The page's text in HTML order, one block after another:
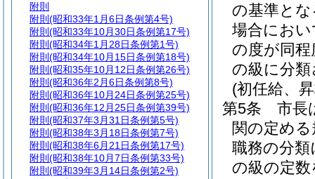
の基準と
場合におい
の度が同
の級に分
(初任給、
第5条
市長
関の定め
職務の分
の級の定
附則
附則 (昭和33年1月6日条例第4号)
附則 (昭和33年10月30日条例第17号)
附則 (昭和34年1月28日条例第1号)
附則 (昭和34年10月15日条例第18号)
附則 (昭和35年10月12日条例第26号)
附則 (昭和36年2月6日条例第8号)
附則 (昭和36年10月24日条例第25号)
附則 (昭和36年12月25日条例第39号)
附則 (昭和37年3月31日条例第5号)
附則 (昭和38年3月18日条例第7号)
附則 (昭和38年6月21日条例第17号)
附則 (昭和38年10月7日条例第33号)
附則 (昭和39年3月14日条例第2号)